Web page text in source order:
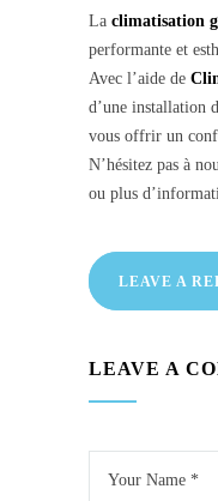
La climatisation
performante et
Avec l’aide de
d’une installation
vous offrir un
N’hésitez pas à
ou plus
LEAVE A
LEAVE A